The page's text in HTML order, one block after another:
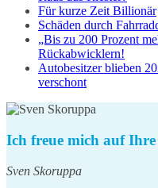
Für kurze Zeit Billionär
Schäden durch
„Bis zu 200 Prozent
Rückabwicklern!
Autobesitzer blieben
verschont
Ich freue mich auf
Sven Skoruppa